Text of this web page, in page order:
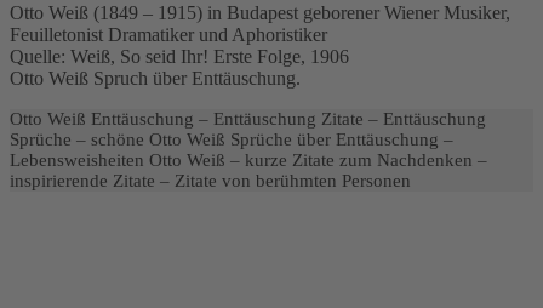
Otto Weiß (1849 – 1915) in Budapest geborener Wiener Musiker,
Feuilletonist Dramatiker und Aphoristiker
Quelle: Weiß, So seid Ihr! Erste Folge, 1906
Otto Weiß Spruch über Enttäuschung.
Otto Weiß Enttäuschung – Enttäuschung Zitate – Enttäuschung
Sprüche – schöne Otto Weiß Sprüche über Enttäuschung –
Lebensweisheiten Otto Weiß – kurze Zitate zum Nachdenken –
inspirierende Zitate – Zitate von berühmten Personen